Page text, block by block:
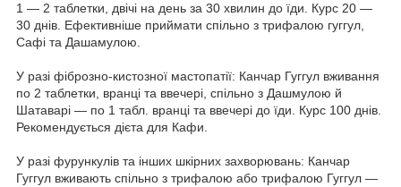
1 — 2 таблетки, двічі на день за 30 хвилин до їди. Курс 20 —
30 днів. Ефективніше приймати спільно з трифалою гуггул,
Сафі та Дашамулою.
У разі фіброзно-кистозної мастопатії: Канчар Гуггул вживання
по 2 таблетки, вранці та ввечері, спільно з Дашмулою й
Шатаварі — по 1 табл. вранці та ввечері до їди. Курс 100 днів.
Рекомендується дієта для Кафи.
У разі фурункулів та інших шкірних захворювань: Канчар
Гуггул вживають спільно з трифалою або трифалою Гуггул —